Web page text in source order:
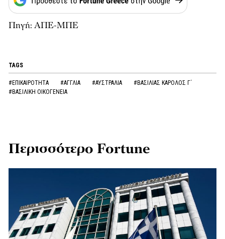
Πηγή: ΑΠΕ-ΜΠΕ
TAGS
#ΕΠΙΚΑΙΡΟΤΗΤΑ #ΑΓΓΛΙΑ #ΑΥΣΤΡΑΛΙΑ
#ΒΑΣΙΛΙΑΣ ΚΑΡΟΛΟΣ Γ΄
#ΒΑΣΙΛΙΚΗ ΟΙΚΟΓΕΝΕΙΑ
Περισσότερο Fortune